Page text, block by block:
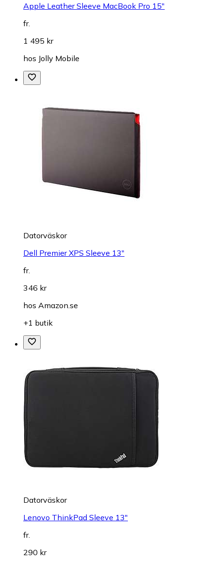
Apple Leather Sleeve MacBook Pro 15"
fr.
1 495 kr
hos Jolly Mobile
Datorväskor
Dell Premier XPS Sleeve 13"
fr.
346 kr
hos Amazon.se
+1 butik
Datorväskor
Lenovo ThinkPad Sleeve 13"
fr.
290 kr